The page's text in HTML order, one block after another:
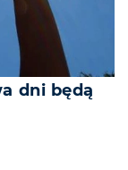
dni będą